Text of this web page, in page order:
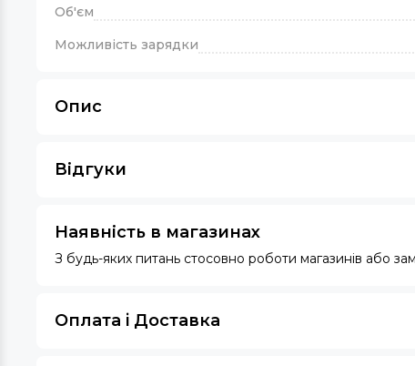
Об'єм
Можливість зарядки
Опис
Відгуки
Наявність в магазинах
З будь-яких питань стосовно роботи магазинів або
Оплата i Доставка